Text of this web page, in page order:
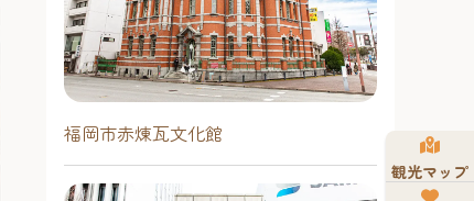
福岡市赤煉瓦文化館
観光マップ